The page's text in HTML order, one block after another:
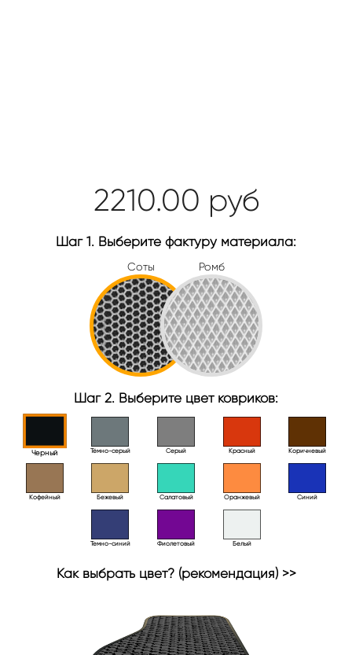
2210.00 руб
Шаг 1. Выберите фактуру материала:
Соты Ромб
Шаг 2. Выберите цвет ковриков:
Черный Тёмно-серый Серый Красный Коричневый
Кофейный Бежевый Салатовый Оранжевый Синий
Темно-синий Фиолетовый Белый
Как выбрать цвет? (рекомендация) >>